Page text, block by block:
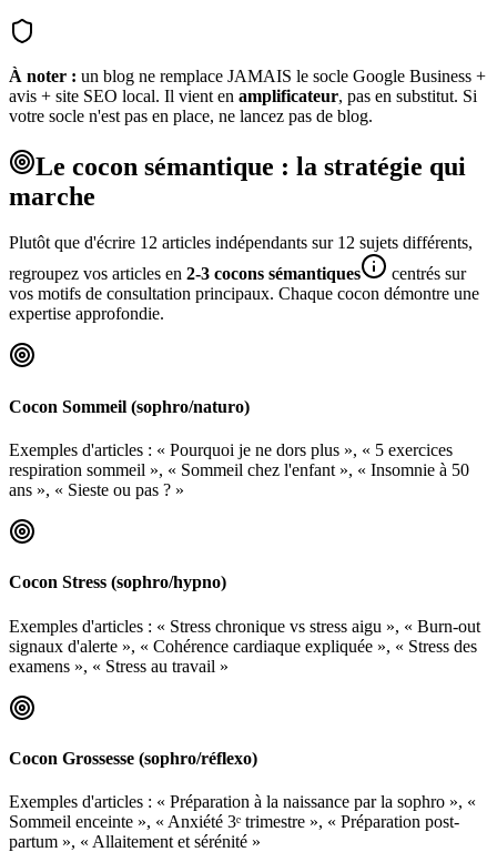
À noter : un blog ne remplace JAMAIS le socle Google Business +
avis + site SEO local. Il vient en amplificateur, pas en substitut. Si
votre socle n'est pas en place, ne lancez pas de blog.
Le cocon sémantique : la stratégie qui
marche
Plutôt que d'écrire 12 articles indépendants sur 12 sujets différents,
regroupez vos articles en 2-3 cocons sémantiques
centrés sur
vos motifs de consultation principaux. Chaque cocon démontre une
expertise approfondie.
Cocon Sommeil (sophro/naturo)
Exemples d'articles : « Pourquoi je ne dors plus », « 5 exercices
respiration sommeil », « Sommeil chez l'enfant », « Insomnie à 50
ans », « Sieste ou pas ? »
Cocon Stress (sophro/hypno)
Exemples d'articles : « Stress chronique vs stress aigu », « Burn-out
signaux d'alerte », « Cohérence cardiaque expliquée », « Stress des
examens », « Stress au travail »
Cocon Grossesse (sophro/réflexo)
Exemples d'articles : « Préparation à la naissance par la sophro », «
Sommeil enceinte », « Anxiété 3ᵉ trimestre », « Préparation post-
partum », « Allaitement et sérénité »